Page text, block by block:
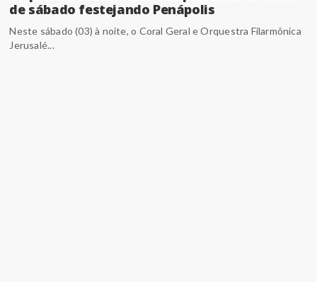
de sábado festejando Penápolis
Neste sábado (03) à noite, o Coral Geral e Orquestra Filarmônica
Jerusalé...